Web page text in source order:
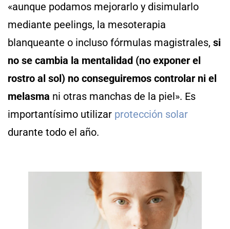
«aunque podamos mejorarlo y disimularlo
mediante peelings, la mesoterapia
blanqueante o incluso fórmulas magistrales, si
no se cambia la mentalidad (no exponer el
rostro al sol) no conseguiremos controlar ni el
melasma ni otras manchas de la piel». Es
importantísimo utilizar protección solar
durante todo el año.